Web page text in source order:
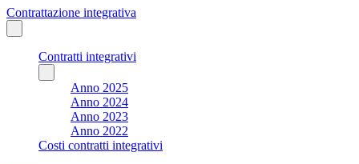
Contrattazione integrativa
Contratti integrativi
Anno 2025
Anno 2024
Anno 2023
Anno 2022
Costi contratti integrativi